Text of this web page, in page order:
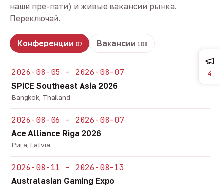
наши пре-пати) и живые вакансии рынка.
Переключай.
Конференции 87 Вакансии 188
2026-08-05 - 2026-08-07
SPiCE Southeast Asia 2026
Bangkok, Thailand
2026-08-06 - 2026-08-07
Ace Alliance Riga 2026
Рига, Latvia
2026-08-11 - 2026-08-13
Australasian Gaming Expo
4